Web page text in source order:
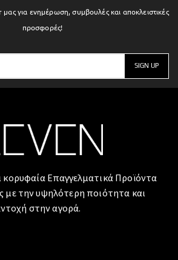
για ενημέρωση, συμβουλές και αποκλειστικές
προσφορές!
Επαγγελματικά Προϊόντα
με την υψηλότερη ποιότητα και
στην αγορά.